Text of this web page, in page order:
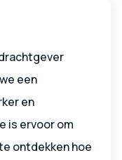
een
en
is ervoor om
ontdekken hoe